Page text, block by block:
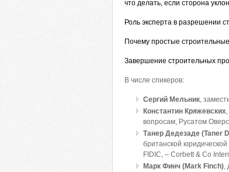
что делать, если сторона
Роль эксперта в разрешении
Почему простые
Завершение строительных
В числе спикеров:
Сергий Мельник,
Константин Кряжевских
вопросам, Русатом
Танер Дедезаде (Taner
британской
FIDIC, – Corbett & Co
Марк Финч (Mark Finch),